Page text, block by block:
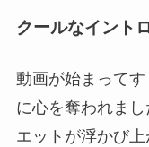
クールなイント
動画が始まって
に心を奪われま
エットが浮かび